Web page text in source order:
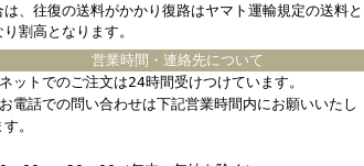
は、往復の送料がかかり復路はヤマト運輸規定の送料と
り割高となります。
営業時間・連絡先について
ットでのご注文は24時間受けつけています。
電話での問い合わせは下記営業時間内にお願いいたし
す。